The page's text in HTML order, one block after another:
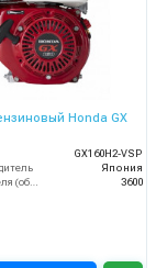
Honda GX
GX160H2-VSP
Япония
Обороты двигателя (об/мин)
3600